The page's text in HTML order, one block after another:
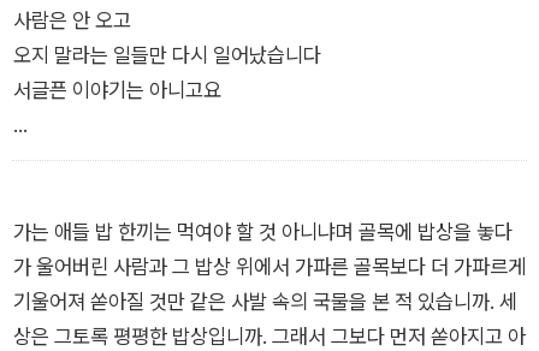
(…)
자꾸만 대신하여 맨 위에 포개지는
끔찍해서 아름다웠던
햇빛
사람은 안 오고
오지 말라는 일들만 다시 일어났습니다
서글픈 이야기는 아니고요
“살면서 가장 좋았던 적은 언제인가요?”
그렇게는 대답 못하고
곰곰이 생각하는 척하다가
그런 삶은 없었다고 대답했습니다
가는 애들 밥 한끼는 먹여야 할 것 아니냐며 골목에 밥상을 놓다
가 울어버린 사람과 그 밥상 위에서 가파른 골목보다 더 가파르게
기울어져 쏟아질 것만 같은 사발 속의 국물을 본 적 있습니까. 세
상은 그토록 평평한 밥상입니까. 그래서 그보다 먼저 쏟아지고 아